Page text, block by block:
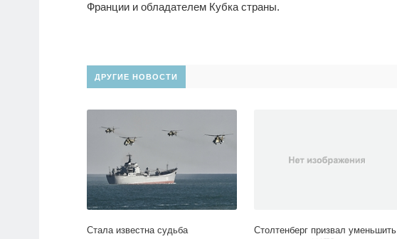
Франции и обладателем Кубка страны.
ДРУГИЕ НОВОСТИ
Стала известна судьба
Столтенберг призвал уменьшить